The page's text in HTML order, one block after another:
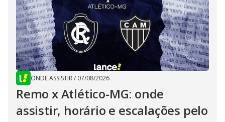
ONDE ASSISTIR/ 07/08/2026
Remo x Atlético-MG: onde
assistir, horário e escalações pelo